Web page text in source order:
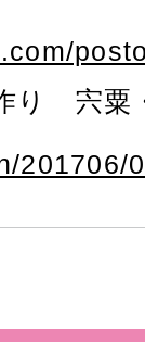
り 宍粟
201706/